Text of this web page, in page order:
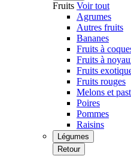
Fruits Voir tout
Agrumes
Autres fruits
Bananes
Fruits à
Fruits à
Fruits
Fruits rouges
Melons et
Poires
Pommes
Raisins
Légumes
Retour